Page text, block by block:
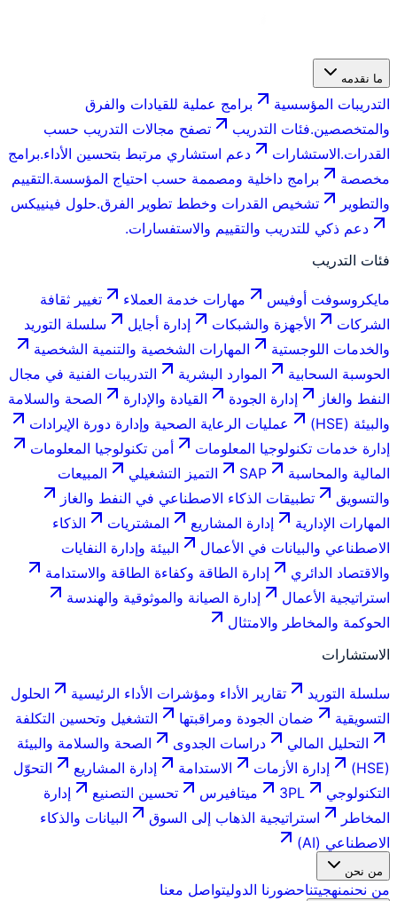
ما نقدمه
التدريبات المؤسسية
برامج عملية للقيادات والفرق
والمتخصصين.فئات التدريب
تصفح مجالات التدريب حسب
القدرات.الاستشارات دعم استشاري مرتبط بتحسين الأداء.برامج
مخصصة
برامج داخلية ومصممة حسب احتياج المؤسسة.التقييم
والتطوير
تشخيص القدرات وخطط تطوير الفرق.حلول فينييكس
دعم ذكي للتدريب والتقييم والاستفسارات.
فئات التدريب
مايكروسوفت أوفيس مهارات خدمة العملاء
تغيير ثقافة
الشركات
الأجهزة والشبكات إدارة أجايل
سلسلة التوريد
والخدمات اللوجستية
المهارات الشخصية والتنمية الشخصية
الحوسبة السحابية
الموارد البشرية
التدريبات الفنية في مجال
النفط والغاز
إدارة الجودة القيادة والإدارة
الصحة والسلامة
والبيئة (HSE)
عمليات الرعاية الصحية وإدارة دورة الإيرادات
إدارة خدمات تكنولوجيا المعلومات
أمن تكنولوجيا المعلومات
المالية والمحاسبة
SAP التميز التشغيلي
المبيعات
والتسويق
تطبيقات الذكاء الاصطناعي في النفط والغاز
المهارات الإدارية
إدارة المشاريع المشتريات
الذكاء
الاصطناعي والبيانات في الأعمال
البيئة وإدارة النفايات
والاقتصاد الدائري
إدارة الطاقة وكفاءة الطاقة والاستدامة
استراتيجية الأعمال
إدارة الصيانة والموثوقية والهندسة
الحوكمة والمخاطر والامتثال
الاستشارات
سلسلة التوريد تقارير الأداء ومؤشرات الأداء الرئيسية
الحلول
التسويقية
ضمان الجودة ومراقبتها
التشغيل وتحسين التكلفة
التحليل المالي
دراسات الجدوى
الصحة والسلامة والبيئة
(HSE)
إدارة الأزمات الاستدامة إدارة المشاريع
التحوّل
التكنولوجي
3PL ميتافيرس تحسين التصنيع
إدارة
المخاطر
استراتيجية الذهاب إلى السوق
البيانات والذكاء
الاصطناعي (AI)
من نحن
من نحنمنهجيتناحضورنا الدوليتواصل معنا